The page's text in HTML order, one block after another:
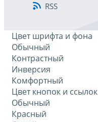
RSS
Цвет шрифта и фона
Обычный
Контрастный
Инверсия
Комфортный
Цвет кнопок и ссылок
Обычный
Красный